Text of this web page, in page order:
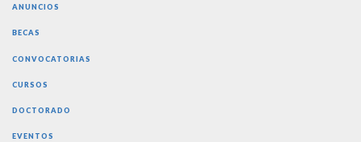
ANUNCIOS
BECAS
CONVOCATORIAS
CURSOS
DOCTORADO
EVENTOS